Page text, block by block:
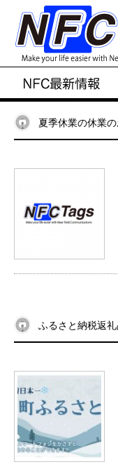
夏季休業の休業
ふるさと納税返